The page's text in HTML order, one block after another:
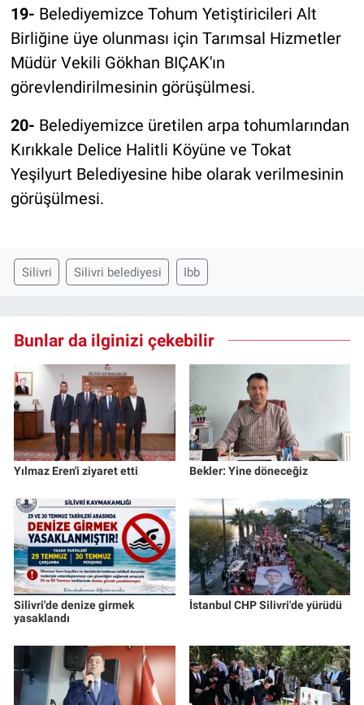
19- Belediyemizce Tohum Yetiştiricileri Alt
Birliğine üye olunması için Tarımsal Hizmetler
Müdür Vekili Gökhan BIÇAK'ın
görevlendirilmesinin görüşülmesi.
20- Belediyemizce üretilen arpa tohumlarından
Kırıkkale Delice Halitli Köyüne ve Tokat
Yeşilyurt Belediyesine hibe olarak verilmesinin
görüşülmesi.
Silivri Silivri belediyesi Ibb
Bunlar da ilginizi çekebilir
Yılmaz Eren'i ziyaret etti Bekler: Yine döneceğiz
Silivri'de denize girmek
yasaklandı
İstanbul CHP Silivri'de yürüdü